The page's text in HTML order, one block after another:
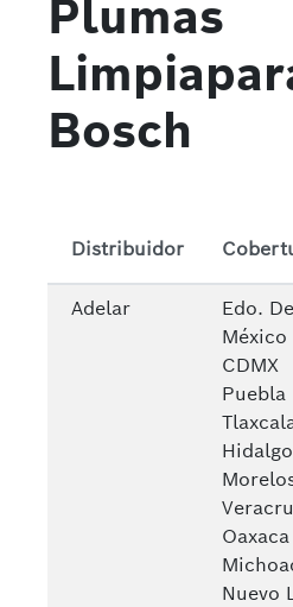
Plumas
Bosch
Distribuidor
Adelar
Edo. De
México
CDMX
Puebla
Hidalgo
Oaxaca
Nuevo